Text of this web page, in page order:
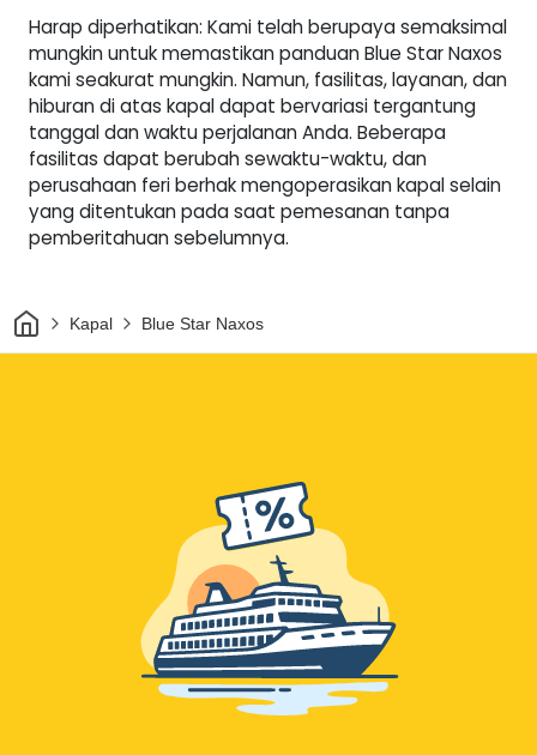
Harap diperhatikan: Kami telah berupaya semaksimal
mungkin untuk memastikan panduan Blue Star Naxos
kami seakurat mungkin. Namun, fasilitas, layanan, dan
hiburan di atas kapal dapat bervariasi tergantung
tanggal dan waktu perjalanan Anda. Beberapa
fasilitas dapat berubah sewaktu-waktu, dan
perusahaan feri berhak mengoperasikan kapal selain
yang ditentukan pada saat pemesanan tanpa
pemberitahuan sebelumnya.
RumahKapal Blue Star Naxos